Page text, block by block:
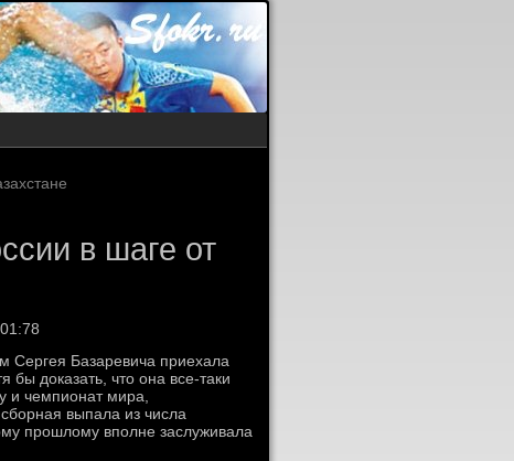
в шаге от
Сергея Базаревича приехала
доказать, что она все-таки
и чемпионат мира,
выпала из числа
прошлому вполне заслуживала